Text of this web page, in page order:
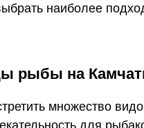
наиболее
рыбы на
множество
для